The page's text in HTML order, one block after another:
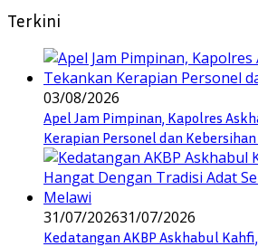
Terkini
03/08/2026
Apel Jam Pimpinan, Kapolres
Kerapian Personel dan
31/07/202631/07/2026
Kedatangan AKBP Askhabul